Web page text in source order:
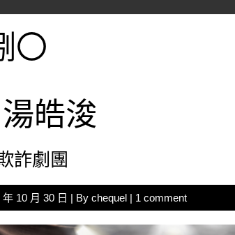
〇
湯皓浚
詐劇團
年 10 月 30 日 | By chequel | 1 comment